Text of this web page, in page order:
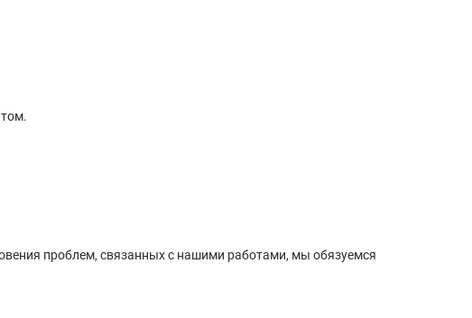
проблем, связанных с нашими работами, мы обязуемся